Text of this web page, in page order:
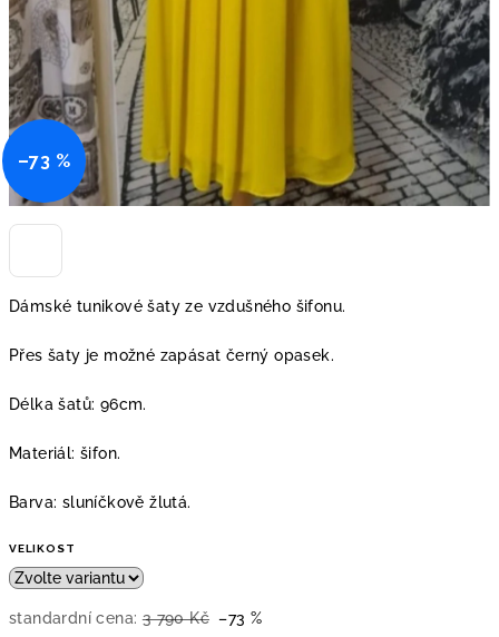
Dámské tunikové šaty ze vzdušného šifonu.
Přes šaty je možné zapásat černý opasek.
Délka šatů: 96cm.
Materiál: šifon.
Barva: sluníčkově žlutá.
VELIKOST
standardní cena: 3 790 Kč –73 %
–73 %